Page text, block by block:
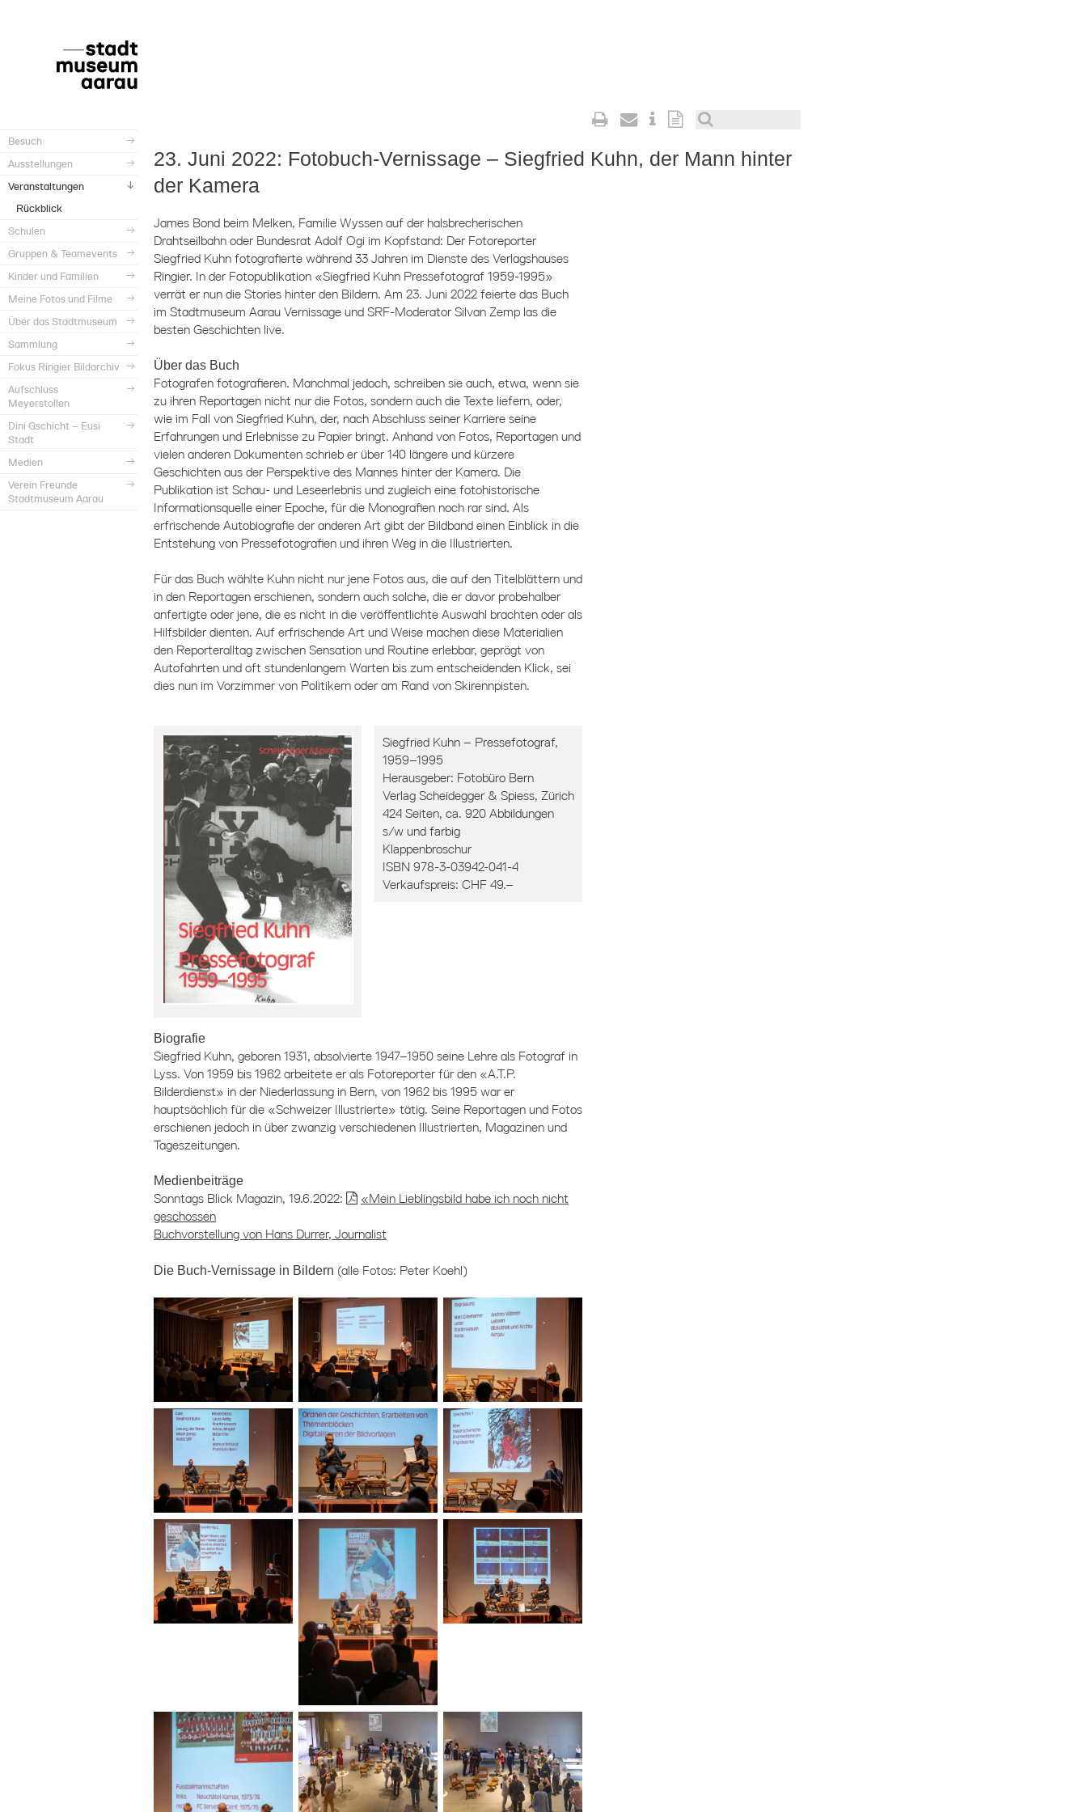
Besuch
Ausstellungen
Veranstaltungen
Rückblick
Schulen
Gruppen & Teamevents
Kinder und Familien
Meine Fotos und Filme
Über das Stadtmuseum
Sammlung
Fokus Ringier Bildarchiv
Aufschluss
Meyerstollen
Dini Gschicht – Eusi
Stadt
Medien
Verein Freunde
Stadtmuseum Aarau
23. Juni 2022: Fotobuch-Vernissage – Siegfried Kuhn, der Mann hinter
der Kamera
James Bond beim Melken, Familie Wyssen auf der halsbrecherischen
Drahtseilbahn oder Bundesrat Adolf Ogi im Kopfstand: Der Fotoreporter
Siegfried Kuhn fotografierte während 33 Jahren im Dienste des Verlagshauses
Ringier. In der Fotopublikation «Siegfried Kuhn Pressefotograf 1959-1995»
verrät er nun die Stories hinter den Bildern. Am 23. Juni 2022 feierte das Buch
im Stadtmuseum Aarau Vernissage und SRF-Moderator Silvan Zemp las die
besten Geschichten live.
Über das Buch
Fotografen fotografieren. Manchmal jedoch, schreiben sie auch, etwa, wenn sie
zu ihren Reportagen nicht nur die Fotos, sondern auch die Texte liefern, oder,
wie im Fall von Siegfried Kuhn, der, nach Abschluss seiner Karriere seine
Erfahrungen und Erlebnisse zu Papier bringt. Anhand von Fotos, Reportagen und
vielen anderen Dokumenten schrieb er über 140 längere und kürzere
Geschichten aus der Perspektive des Mannes hinter der Kamera. Die
Publikation ist Schau- und Leseerlebnis und zugleich eine fotohistorische
Informationsquelle einer Epoche, für die Monografien noch rar sind. Als
erfrischende Autobiografie der anderen Art gibt der Bildband einen Einblick in die
Entstehung von Pressefotografien und ihren Weg in die Illustrierten.
Für das Buch wählte Kuhn nicht nur jene Fotos aus, die auf den Titelblättern und
in den Reportagen erschienen, sondern auch solche, die er davor probehalber
anfertigte oder jene, die es nicht in die veröffentlichte Auswahl brachten oder als
Hilfsbilder dienten. Auf erfrischende Art und Weise machen diese Materialien
den Reporteralltag zwischen Sensation und Routine erlebbar, geprägt von
Autofahrten und oft stundenlangem Warten bis zum entscheidenden Klick, sei
dies nun im Vorzimmer von Politikern oder am Rand von Skirennpisten.
Siegfried Kuhn – Pressefotograf,
1959–1995
Herausgeber: Fotobüro Bern
Verlag Scheidegger & Spiess, Zürich
424 Seiten, ca. 920 Abbildungen
s/w und farbig
Klappenbroschur
ISBN 978-3-03942-041-4
Verkaufspreis: CHF 49.–
Biografie
Siegfried Kuhn, geboren 1931, absolvierte 1947–1950 seine Lehre als Fotograf in
Lyss. Von 1959 bis 1962 arbeitete er als Fotoreporter für den «A.T.P.
Bilderdienst» in der Niederlassung in Bern, von 1962 bis 1995 war er
hauptsächlich für die «Schweizer Illustrierte» tätig. Seine Reportagen und Fotos
erschienen jedoch in über zwanzig verschiedenen Illustrierten, Magazinen und
Tageszeitungen.
Medienbeiträge
Sonntags Blick Magazin, 19.6.2022:
«Mein Lieblingsbild habe ich noch nicht
geschossen
Buchvorstellung von Hans Durrer, Journalist
Die Buch-Vernissage in Bildern (alle Fotos: Peter Koehl)